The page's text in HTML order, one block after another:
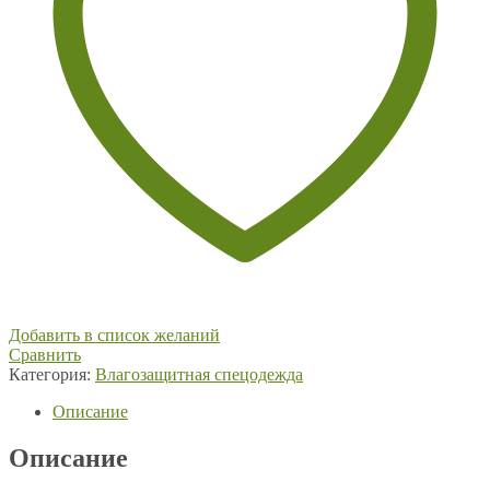
Добавить в список желаний
Сравнить
Категория: Влагозащитная спецодежда
Описание
Описание